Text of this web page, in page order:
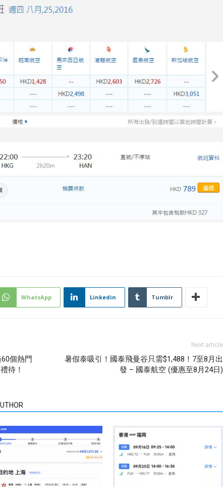
WhatsApp Linkedin Tumblr
個熱門
待！
Next article
暑假泰吸引！國泰飛曼谷只需$1,488！7至8月出
發 – 國泰航空 (優惠至8月24日)